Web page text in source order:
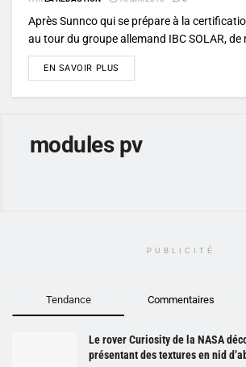
Après Sunnco qui se prépare à la
au tour du groupe allemand IBC SOLAR, de
EN SAVOIR PLUS
modules pv
PUBLICITÉ
Tendance Commentaires
Le rover Curiosity de la NASA
présentant des textures en nid